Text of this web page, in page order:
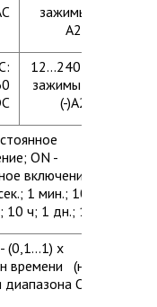
зажимы A1,
A2
12...240 V
зажимы (+)A1,
(-)A2
ON -
включение 1
1 мин.; 10
10 ч; 1 дн.; 10 дн
(0,1...1) x
времени (не
диапазона ON /